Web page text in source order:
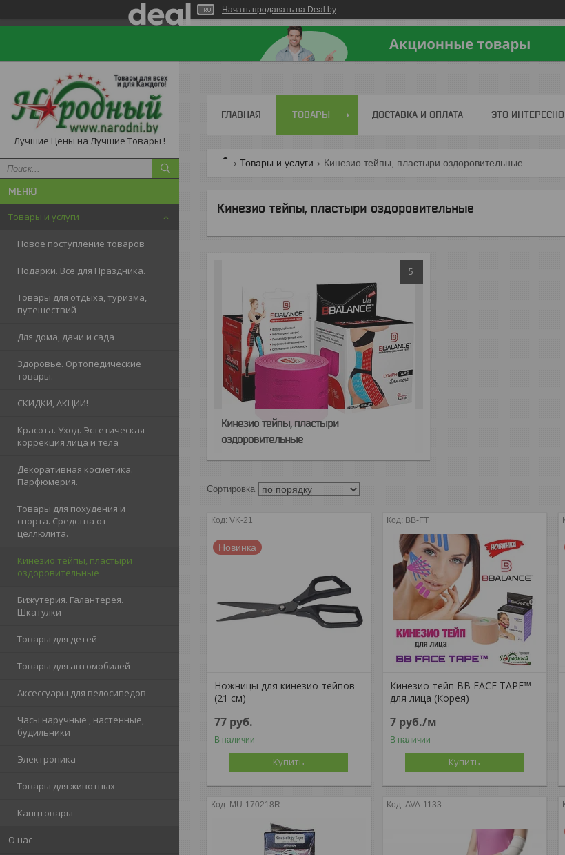
Начать продавать на Deal.by
Лучшие Цены на Лучшие Товары !
Товары и услуги
Новое поступление товаров
Подарки. Все для Праздника.
Товары для отдыха, туризма,
путешествий
Для дома, дачи и сада
Здоровье. Ортопедические
товары.
СКИДКИ, АКЦИИ!
Красота. Уход. Эстетическая
коррекция лица и тела
Декоративная косметика.
Парфюмерия.
Товары для похудения и
спорта. Средства от
целлюлита.
Кинезио тейпы, пластыри
оздоровительные
Бижутерия. Галантерея.
Шкатулки
Товары для детей
Товары для автомобилей
Аксессуары для велосипедов
Часы наручные , настенные,
будильники
Электроника
Товары для животных
Канцтовары
О нас
ГЛАВНАЯ ТОВАРЫ ДОСТАВКА И ОПЛАТА ЭТО ИНТЕРЕСНО
Товары и услуги Кинезио тейпы, пластыри оздоровительные
Кинезио тейпы, пластыри оздоровительные
5
Кинезио тейпы, пластыри
оздоровительные
VK-21
Новинка
Ножницы для кинезио тейпов
(21 см)
77 руб.
В наличии
Купить
BB-FT
Кинезио тейп BB FACE TAPE™
для лица (Корея)
7 руб./м
В наличии
Купить
MU-170218R AVA-1133